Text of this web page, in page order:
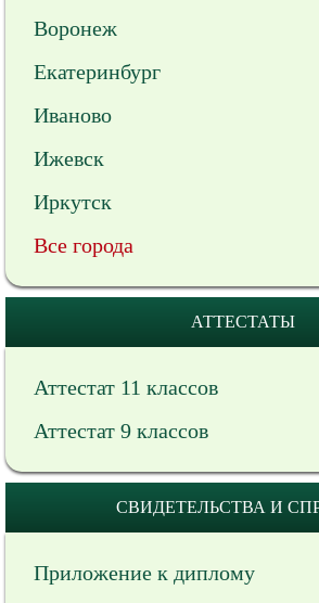
Воронеж
Екатеринбург
Иваново
Ижевск
Иркутск
Все города
АТТЕСТАТЫ
Аттестат 11 классов
Аттестат 9 классов
СВИДЕТЕЛЬСТВА И
Приложение к диплому